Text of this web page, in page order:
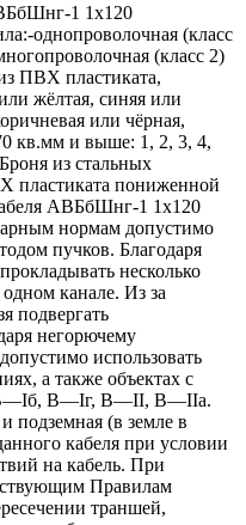
1 1х120
однопроволочная (класс
(класс 2)
ПВХ пластиката,
жёлтая, синяя или
или чёрная,
кв.мм и выше: 1, 2, 3, 4,
из стальных
пластиката пониженной
АВБбШнг-1 1х120
нормам допустимо
пучков. Благодаря
несколько
канале. Из за
подвергать
негорючему
использовать
а также объектах с
B—Iб, B—Iг, В—II, В—IIа.
подземная (в земле в
кабеля при условии
на кабель. При
Правилам
траншей,